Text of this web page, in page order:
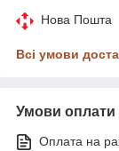
Нова Пошта
Всі умови
Умови оплати
Оплата на